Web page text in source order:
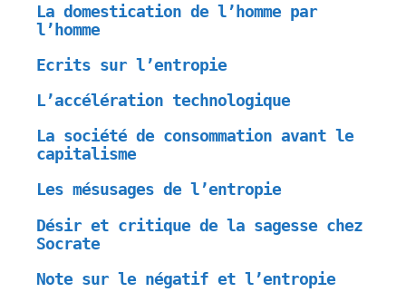
La domestication de l’homme par
l’homme
Ecrits sur l’entropie
L’accélération technologique
La société de consommation avant le
capitalisme
Les mésusages de l’entropie
Désir et critique de la sagesse chez
Socrate
Note sur le négatif et l’entropie